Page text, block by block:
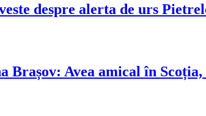
despre alerta de urs
Brașov: Avea amical în